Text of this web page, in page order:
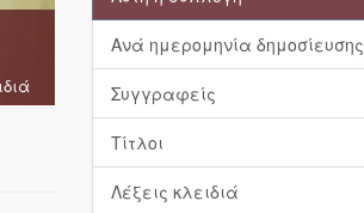
Ανά ημερομηνία δημοσίευσης
Συγγραφείς
Τίτλοι
Λέξεις κλειδιά